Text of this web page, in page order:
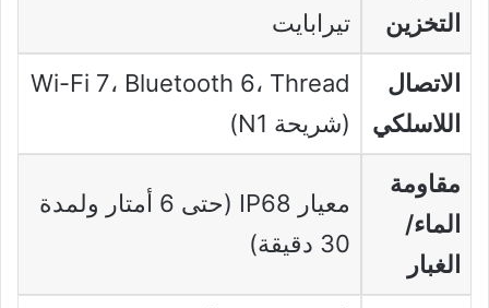
التخزين
تيرابايت
الاتصال
اللاسلكي
Wi-Fi 7، Bluetooth 6، Thread
(شريحة N1)
مقاومة
الماء/
الغبار
معيار IP68 (حتى 6 أمتار ولمدة
30 دقيقة)